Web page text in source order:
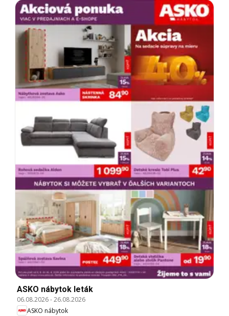
ASKO nábytok leták
06.08.2026-26.08.2026
ASKO nábytok